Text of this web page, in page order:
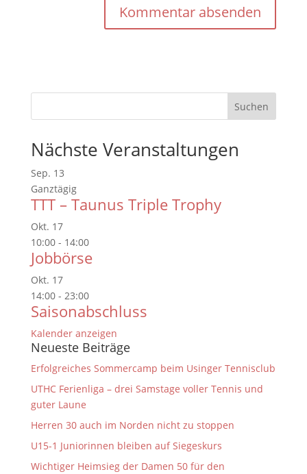
Nächste Veranstaltungen
Sep. 13
Ganztägig
TTT – Taunus Triple Trophy
Okt. 17
10:00- 14:00
Jobbörse
Okt. 17
14:00- 23:00
Saisonabschluss
Kalender anzeigen
Neueste Beiträge
Erfolgreiches Sommercamp beim Usinger Tennisclub
UTHC Ferienliga – drei Samstage voller Tennis und
guter Laune
Herren 30 auch im Norden nicht zu stoppen
U15-1 Juniorinnen bleiben auf Siegeskurs
Wichtiger Heimsieg der Damen 50 für den